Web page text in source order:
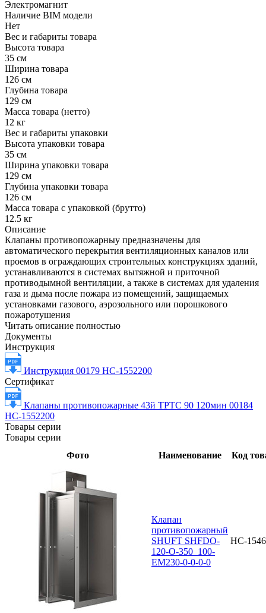
Электромагнит
Наличие BIM модели
Нет
Вес и габариты товара
Высота товара
35 см
Ширина товара
126 см
Глубина товара
129 см
Масса товара (нетто)
12 кг
Вес и габариты упаковки
Высота упаковки товара
35 см
Ширина упаковки товара
129 см
Глубина упаковки товара
126 см
Масса товара с упаковкой (брутто)
12.5 кг
Описание
Клапаны противопожарныу предназначены для
автоматического перекрытия вентиляционных каналов или
проемов в ограждающих строительных конструкциях зданий,
устанавливаются в системах вытяжной и приточной
противодымной вентиляции, а также в системах для удаления
газа и дыма после пожара из помещений, защищаемых
установками газового, аэрозольного или порошкового
пожаротушения
Читать описание полностью
Документы
Инструкция
Инструкция 00179 НС-1552200
Сертификат
Клапаны противопожарные 43й ТРТС 90 120мин 00184
НС-1552200
Товары серии
Товары серии
Фото
Наименование Код
Клапан
противопожарный
SHUFT SHFDO-
120-O-350_100-
EM230-0-0-0-0
НС-